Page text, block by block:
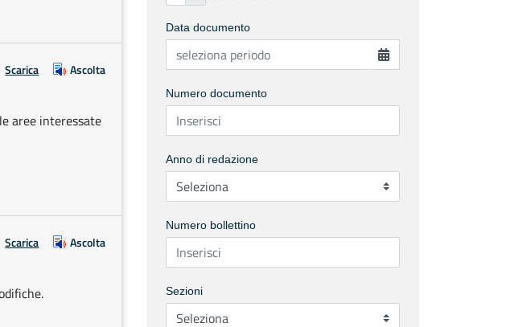
Scarica Ascolta
aree interessate
Scarica Ascolta
Data documento
Numero documento
Anno di redazione
Numero bollettino
Sezioni